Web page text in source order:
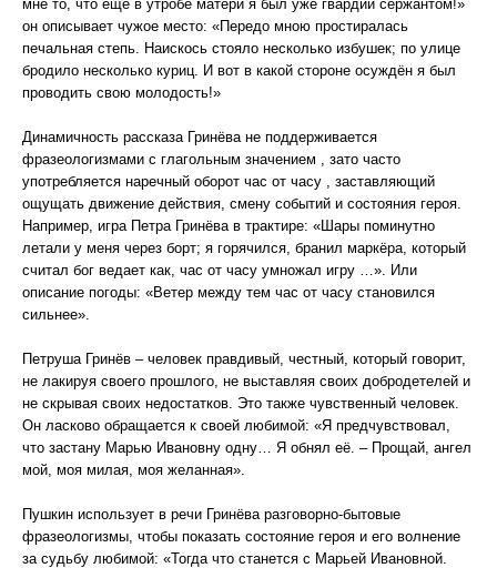
мне то, что ещё в утробе матери я был уже гвардии сержантом!»
он описывает чужое место: «Передо мною простиралась
печальная степь. Наискось стояло несколько избушек; по улице
бродило несколько куриц. И вот в какой стороне осуждён я был
проводить свою молодость!»
Динамичность рассказа Гринёва не поддерживается
фразеологизмами с глагольным значением , зато часто
употребляется наречный оборот час от часу , заставляющий
ощущать движение действия, смену событий и состояния героя.
Например, игра Петра Гринёва в трактире: «Шары поминутно
летали у меня через борт; я горячился, бранил маркёра, который
считал бог ведает как, час от часу умножал игру …». Или
описание погоды: «Ветер между тем час от часу становился
сильнее».
Петруша Гринёв – человек правдивый, честный, который говорит,
не лакируя своего прошлого, не выставляя своих добродетелей и
не скрывая своих недостатков. Это также чувственный человек.
Он ласково обращается к своей любимой: «Я предчувствовал,
что застану Марью Ивановну одну… Я обнял её. – Прощай, ангел
мой, моя милая, моя желанная».
Пушкин использует в речи Гринёва разговорно-бытовые
фразеологизмы, чтобы показать состояние героя и его волнение
за судьбу любимой: «Тогда что станется с Марьей Ивановной.